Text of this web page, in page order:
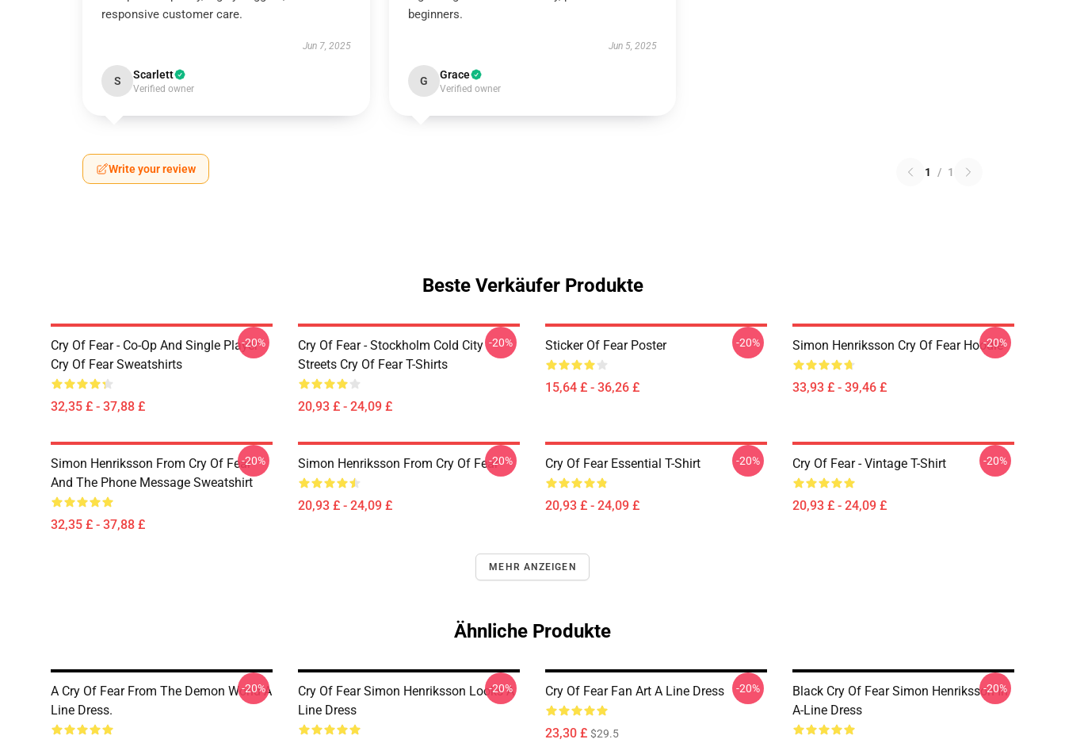
responsive customer care.
Jun 7, 2025
S Scarlett
Verified owner
beginners.
Jun 5, 2025
G Grace
Verified owner
Write your review 1 / 1
Beste Verkäufer Produkte
Cry Of Fear - Co-Op And Single Player
Cry Of Fear Sweatshirts
32,35 £ - 37,88 £
-20%
Cry Of Fear - Stockholm Cold City
Streets Cry Of Fear T-Shirts
20,93 £ - 24,09 £
-20% Sticker Of Fear Poster
15,64 £ - 36,26 £
-20% Simon Henriksson Cry Of Fear Hoodie
33,93 £ - 39,46 £
-20%
Simon Henriksson From Cry Of Fear
And The Phone Message Sweatshirt
32,35 £ - 37,88 £
-20% Simon Henriksson From Cry Of Fear
20,93 £ - 24,09 £
-20% Cry Of Fear Essential T-Shirt
20,93 £ - 24,09 £
-20% Cry Of Fear - Vintage T-Shirt
20,93 £ - 24,09 £
-20%
MEHR ANZEIGEN
Ähnliche Produkte
A Cry Of Fear From The Demon World A
Line Dress.
-20%
Cry Of Fear Simon Henriksson Looks A
Line Dress
-20% Cry Of Fear Fan Art A Line Dress
23,30 £ $29.5
-20%
Black Cry Of Fear Simon Henriksson In
A-Line Dress
-20%